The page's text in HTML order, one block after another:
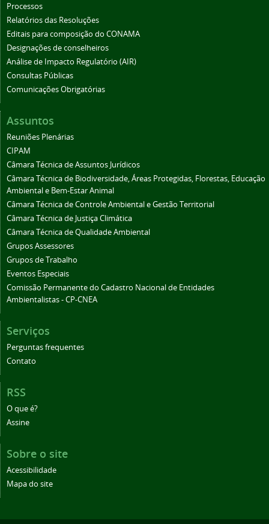
Processos
Relatórios das Resoluções
Editais para composição do CONAMA
Designações de conselheiros
Análise de Impacto Regulatório (AIR)
Consultas Públicas
Comunicações Obrigatórias
Assuntos
Reuniões Plenárias
CIPAM
Câmara Técnica de Assuntos Jurídicos
Câmara Técnica de Biodiversidade, Áreas Protegidas, Florestas, Educação
Ambiental e Bem-Estar Animal
Câmara Técnica de Controle Ambiental e Gestão Territorial
Câmara Técnica de Justiça Climática
Câmara Técnica de Qualidade Ambiental
Grupos Assessores
Grupos de Trabalho
Eventos Especiais
Comissão Permanente do Cadastro Nacional de Entidades
Ambientalistas - CP-CNEA
Serviços
Perguntas frequentes
Contato
RSS
O que é?
Assine
Sobre o site
Acessibilidade
Mapa do site